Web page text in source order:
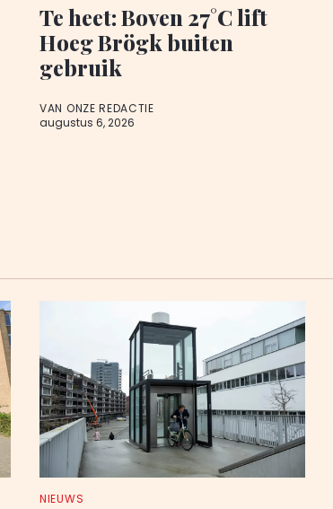
Te heet: Boven 27°C lift
Hoeg Brögk buiten
gebruik
VAN ONZE REDACTIE
augustus 6, 2026
NIEUWS